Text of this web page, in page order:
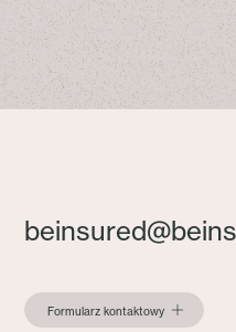
Formularz kontaktowy